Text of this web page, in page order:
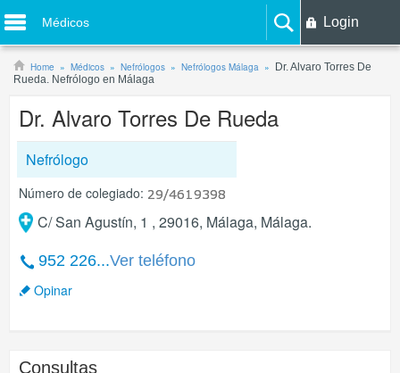
Médicos Login
Home Médicos Nefrólogos Nefrólogos Málaga
Dr. Alvaro Torres De
Rueda. Nefrólogo en Málaga
Dr. Alvaro Torres De Rueda
Nefrólogo
Número de colegiado:
C/ San Agustín, 1 , 29016, Málaga, Málaga.
952 226...Ver teléfono
Opinar
Consultas